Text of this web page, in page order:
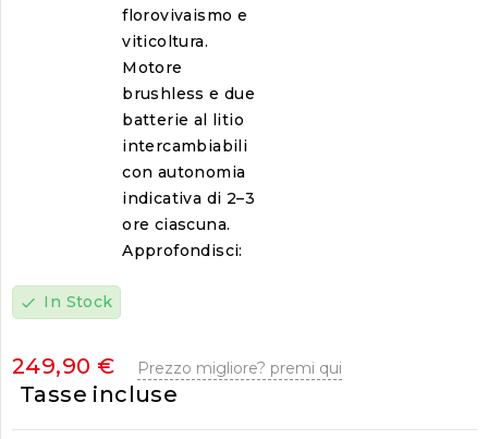
florovivaismo e
viticoltura.
Motore
brushless e due
batterie al litio
intercambiabili
con autonomia
indicativa di 2–3
ore ciascuna.
Approfondisci:
check In Stock
249,90 € Prezzo migliore? premi qui
Tasse incluse